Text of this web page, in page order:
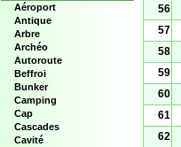
Aéroport
Antique
Arbre
Archéo
Autoroute
Beffroi
Bunker
Camping
Cap
Cascades
Cavité
56
57
58
59
60
61
62